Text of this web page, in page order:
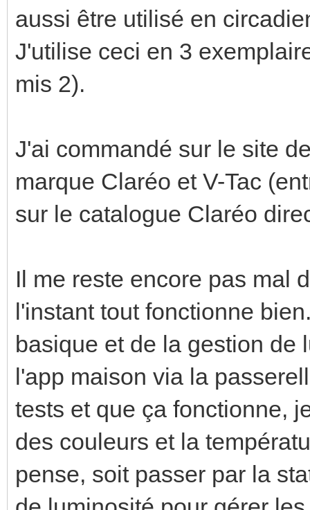
aussi être utilisé en
J'utilise ceci en 3
mis 2).
J'ai commandé sur le site
marque Claréo et V-Tac
sur le catalogue Claréo
Il me reste encore pas mal
l'instant tout fonctionne
basique et de la gestion de
l'app maison via la
tests et que ça fonctionne,
des couleurs et la
pense, soit passer par la